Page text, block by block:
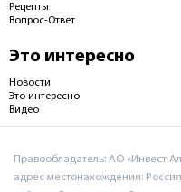
Рецепты
Вопрос-Ответ
Это интересно
Новости
Это интересно
Видео
Правообладатель: АО «Инвест
адрес местонахождения: